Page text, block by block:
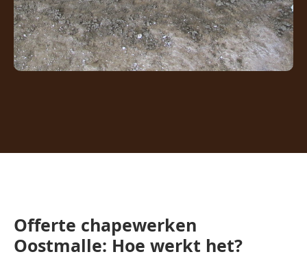
Offerte chapewerken
Oostmalle: Hoe werkt het?